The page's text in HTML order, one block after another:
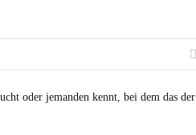
oder jemanden kennt, bei dem das der